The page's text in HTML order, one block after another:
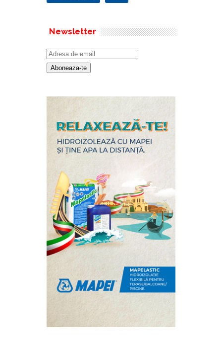
Newsletter